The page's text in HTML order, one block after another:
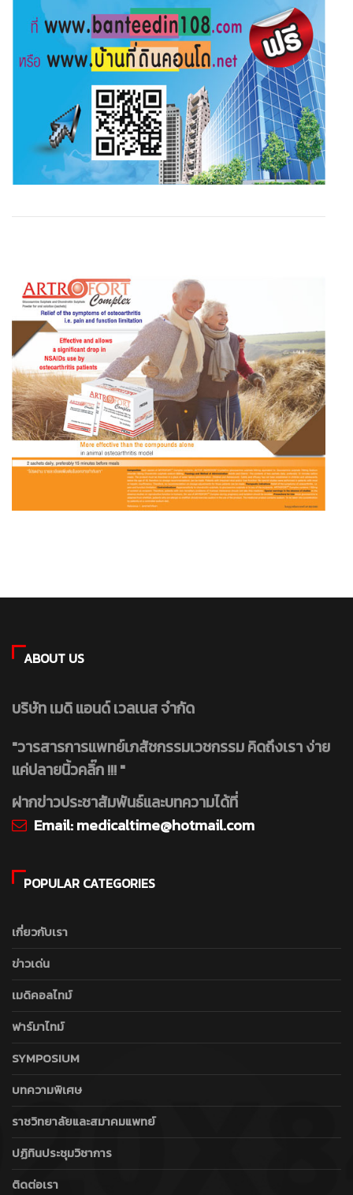
ABOUT US
บริษัท เมดิ แอนด์ เวลเนส จำกัด
"วารสารการแพทย์เภสัชกรรมเวชกรรม คิดถึงเรา ง่าย
แค่ปลายนิ้วคลิ๊ก !!! "
ฝากข่าวประชาสัมพันธ์และบทความได้ที่
Email:medicaltime@hotmail.com
POPULAR CATEGORIES
เกี่ยวกับเรา
ข่าวเด่น
เมดิคอลไทม์
ฟาร์มาไทม์
SYMPOSIUM
บทความพิเศษ
ราชวิทยาลัยและสมาคมแพทย์
ปฏิทินประชุมวิชาการ
ติดต่อเรา